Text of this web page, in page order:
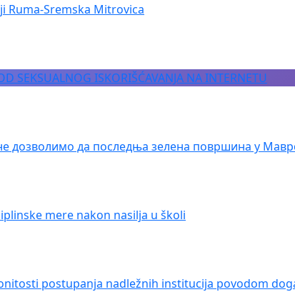
Ruma-Sremska Mitrovica
SEKSUALNOG ISKORIŠĆAVANJA NA INTERNETU
дозволимо да последња зелена површина у
mere nakon nasilja u školi
postupanja nadležnih institucija povodom